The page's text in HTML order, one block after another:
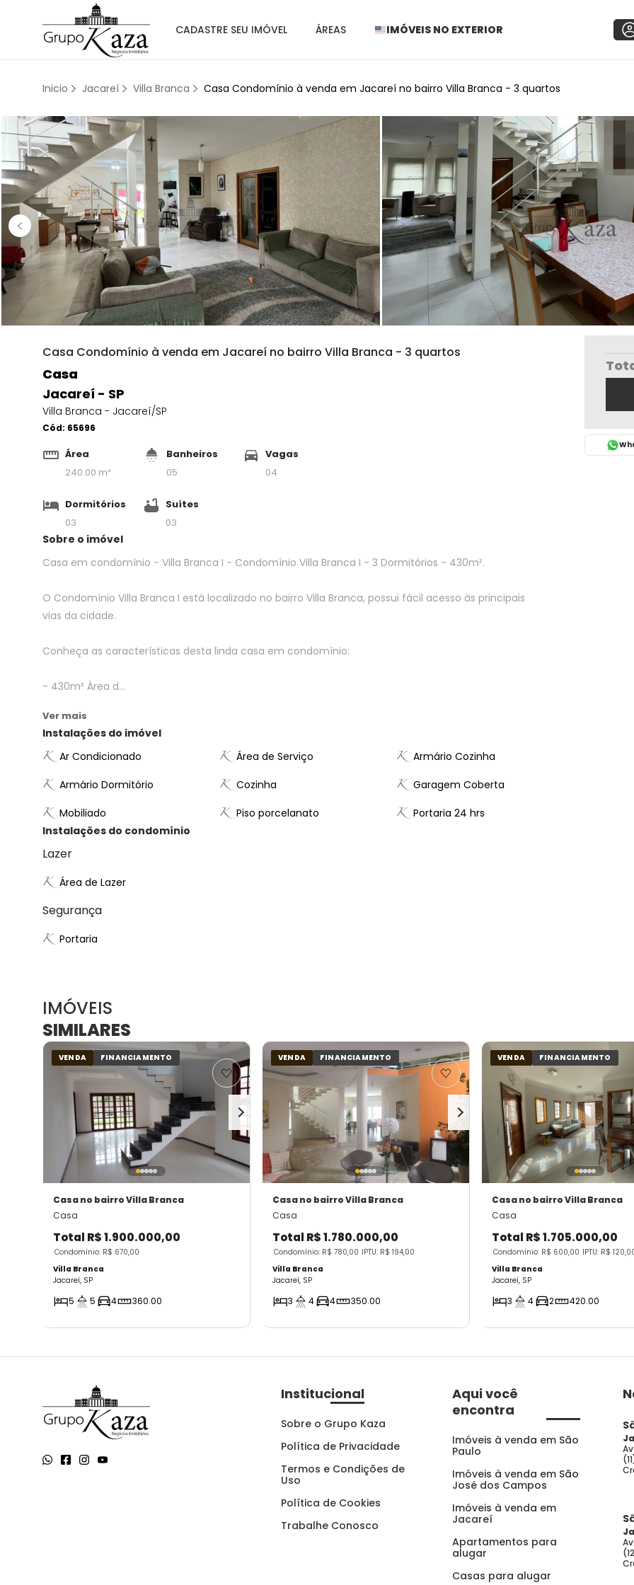
CADASTRE SEU IMÓVEL ÁREAS IMÓVEIS NO EXTERIOR
Inicio Jacareí Villa Branca Casa Condomínio à venda em Jacareí no bairro Villa Branca - 3 quartos
Casa Condomínio à venda em Jacareí no bairro Villa Branca - 3 quartos
Casa
Jacareí - SP
Villa Branca - Jacareí/SP
Cód: 65696
Área
240.00 m²
Banheiros
05
Vagas
04
Dormitórios
03
Suítes
03
Sobre o imóvel
Casa em condomínio - Villa Branca I - Condomínio Villa Branca I - 3 Dormitórios - 430m².
O Condomínio Villa Branca I está localizado no bairro Villa Branca, possui fácil acesso às principais
vias da cidade.
Conheça as características desta linda casa em condomínio:
- 430m² Área d...
Ver mais
Instalações do imóvel
Ar Condicionado
Área de Serviço
Armário Cozinha
Armário Dormitório
Cozinha
Garagem Coberta
Mobiliado
Piso porcelanato
Portaria 24 hrs
Instalações do condomínio
Lazer
Área de Lazer
Segurança
Portaria
IMÓVEIS
SIMILARES
VENDA FINANCIAMENTO
Casano bairro Villa Branca
Casa
Total R$ 1.900.000,00
Condomínio: R$ 670,00
Villa Branca
Jacareí, SP
5 5 4 360.00
VENDA FINANCIAMENTO
Casano bairro Villa Branca
Casa
Total R$ 1.780.000,00
Condomínio: R$ 780,00 IPTU: R$ 194,00
Villa Branca
Jacareí, SP
3 4 4 350.00
VENDA FINANCIAMENTO
Casano bairro Villa Branca
Casa
Total R$ 1.705.000,00
Condomínio: R$ 600,00 IPTU: R$
Villa Branca
Jacareí, SP
3 4 2 420.00
Institucional
Sobre o Grupo Kaza
Política de Privacidade
Termos e Condições de
Uso
Política de Cookies
Trabalhe Conosco
Aqui você
encontra
Imóveis à venda em São
Paulo
Imóveis à venda em São
José dos Campos
Imóveis à venda em
Jacareí
Apartamentos para
alugar
Casas para alugar